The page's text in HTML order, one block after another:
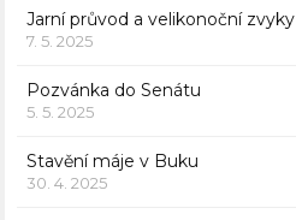
Jarní průvod a velikonoční zvyky
7. 5. 2025
Pozvánka do Senátu
5. 5. 2025
Stavění máje v Buku
30. 4. 2025